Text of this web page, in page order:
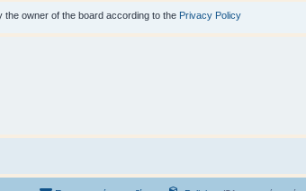
owner of the board according to the Privacy Policy